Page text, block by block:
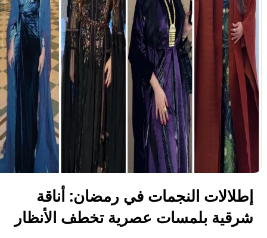
النجمات في رمضان: أناقة
بلمسات عصرية تخطف الأنظار